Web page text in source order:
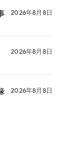
2026年8月8日
2026年8月8日
2026年8月8日